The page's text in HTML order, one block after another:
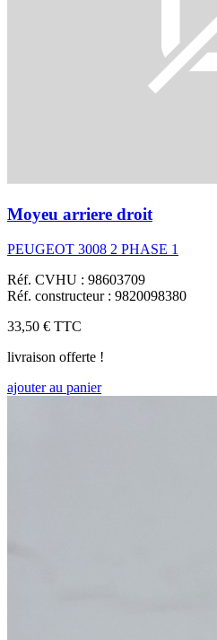
Moyeu arriere droit
PEUGEOT 3008 2 PHASE 1
Réf. CVHU : 98603709
Réf. constructeur : 9820098380
33,50 € TTC
livraison offerte !
ajouter au panier